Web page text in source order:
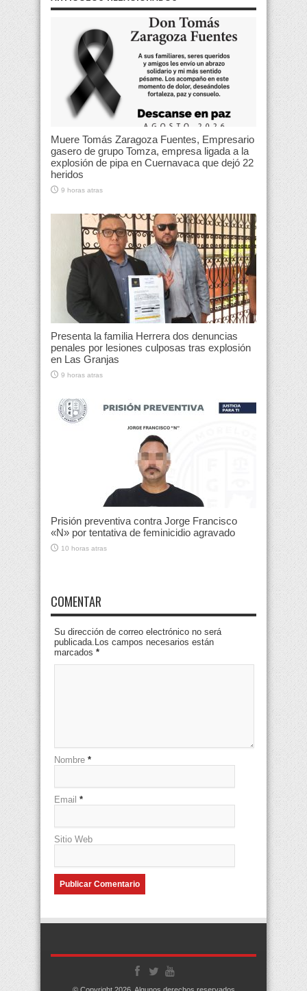
Muere Tomás Zaragoza Fuentes, Empresario
gasero de grupo Tomza, empresa ligada a la
explosión de pipa en Cuernavaca que dejó 22
heridos
9 horas atras
Presenta la familia Herrera dos denuncias
penales por lesiones culposas tras explosión
en Las Granjas
9 horas atras
Prisión preventiva contra Jorge Francisco
«N» por tentativa de feminicidio agravado
10 horas atras
COMENTAR
Su dirección de correo electrónico no será
publicada.Los campos necesarios están
marcados *
Nombre *
Email *
Sitio Web